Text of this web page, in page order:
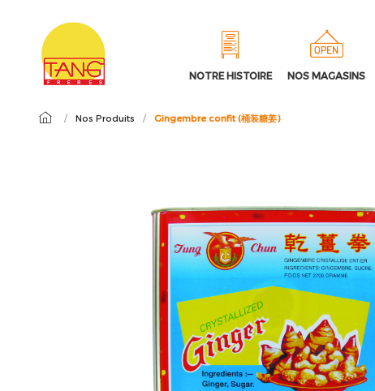
NOTRE HISTOIRE NOS MAGASINS
/ Nos Produits / Gingembre confit (桶装糖姜)